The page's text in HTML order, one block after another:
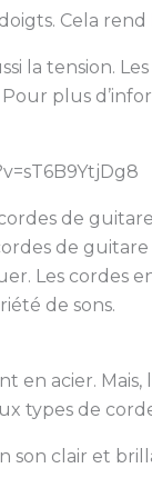
Cela
la tension.
plus
de guitare
de guitare
Les cordes
de sons.
en acier.
types de
son clair et